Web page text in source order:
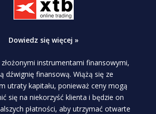
Dowiedz się więcej »
instrumentami finansowymi,
dźwignię finansową. Wiążą się ze
utraty kapitału, ponieważ ceny mogą
się na niekorzyść klienta i będzie on
płatności, aby utrzymać otwarte